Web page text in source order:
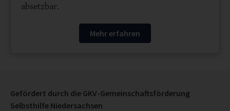
absetzbar.
Mehr erfahren
Gefördert durch die GKV-Gemeinschaftsförderung
Selbsthilfe Niedersachsen